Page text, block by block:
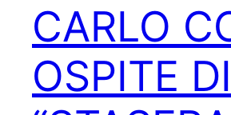
CARLO
OSPITE DI